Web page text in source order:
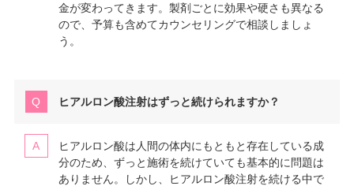
金が変わってきます。製剤ごとに効果や硬さも異なる
ので、予算も含めてカウンセリングで相談しましょ
う。
ヒアルロン酸注射はずっと続けられますか？
ヒアルロン酸は人間の体内にもともと存在している成
分のため、ずっと施術を続けていても基本的に問題は
ありません。しかし、ヒアルロン酸注射を続ける中で